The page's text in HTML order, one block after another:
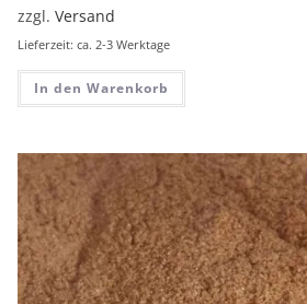
zzgl.Versand
Lieferzeit: ca. 2-3 Werktage
In den Warenkorb